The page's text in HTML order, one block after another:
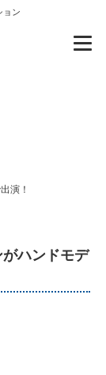
ョン
演！
ハンドモデ